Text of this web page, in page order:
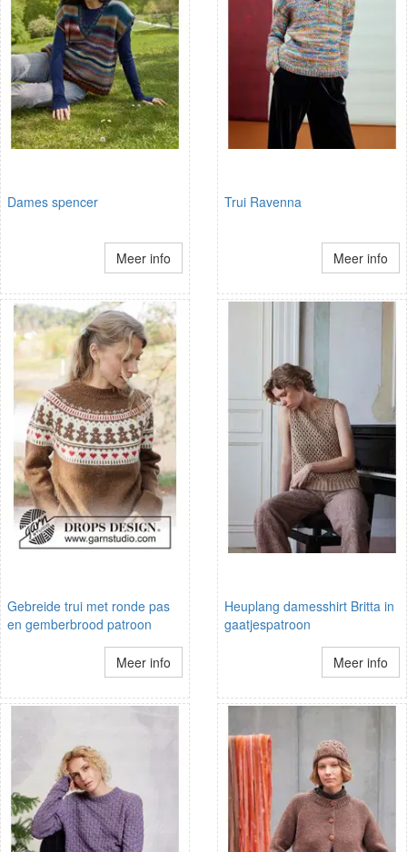
Dames spencer
Meer info
Trui Ravenna
Meer info
Gebreide trui met ronde pas
en gemberbrood patroon
Meer info
Heuplang damesshirt Britta in
gaatjespatroon
Meer info